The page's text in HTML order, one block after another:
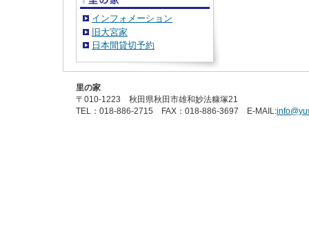
インフォメーション
旧大宮家
日本間貸切予約
里の家
〒010-1223 秋田県秋田市雄和妙法糠塚21
TEL：018-886-2715 FAX：018-886-3697 E-MAIL: